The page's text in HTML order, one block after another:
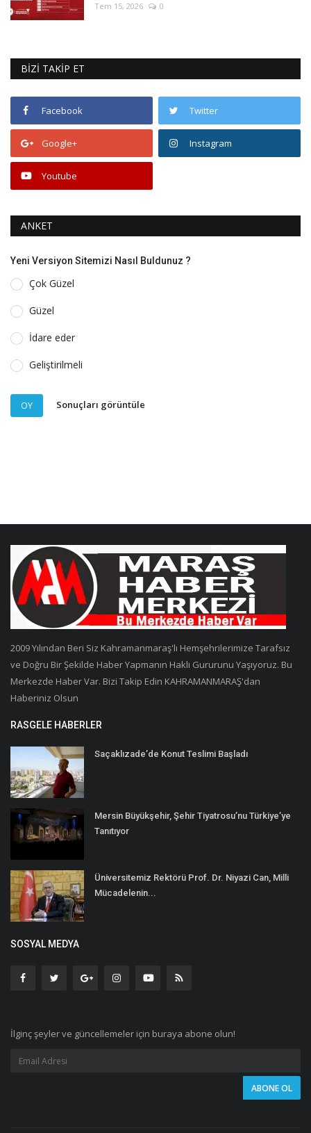
Tem 15, 2026 0
BİZİ TAKİP ET
Facebook Twitter
Google+ Instagram
Youtube
ANKET
Yeni Versiyon Sitemizi Nasıl Buldunuz ?
Çok Güzel
Güzel
İdare eder
Geliştirilmeli
OY Sonuçları görüntüle
2009 Yılından Beri Siz Kahramanmaraş'lı Hemşehrilerimize Tarafsız
ve Doğru Bir Şekilde Haber Yapmanın Haklı Gururunu Yaşıyoruz. Bu
Merkezde Haber Var. Bizi Takip Edin KAHRAMANMARAŞ'dan
Haberiniz Olsun
RASGELE HABERLER
Saçaklızade’de Konut Teslimi Başladı
Mersin Büyükşehir, Şehir Tiyatrosu’nu Türkiye’ye
Tanıtıyor
Üniversitemiz Rektörü Prof. Dr. Niyazi Can, Milli
Mücadelenin...
SOSYAL MEDYA
İlginç şeyler ve güncellemeler için buraya abone olun!